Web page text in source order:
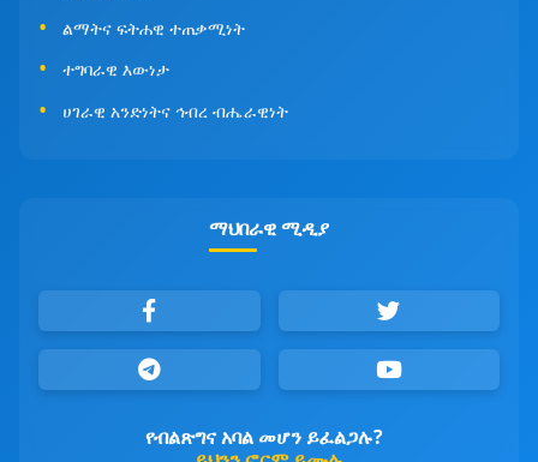
ልማትና ፍትሐዊ ተጠቃሚነት
ተግባራዊ እውነታ
ሀገራዊ አንድነትና ኅብረ ብሔራዊነት
ማህበራዊ ሚዲያ
የብልጽግና አባል መሆን ይፈልጋሉ?